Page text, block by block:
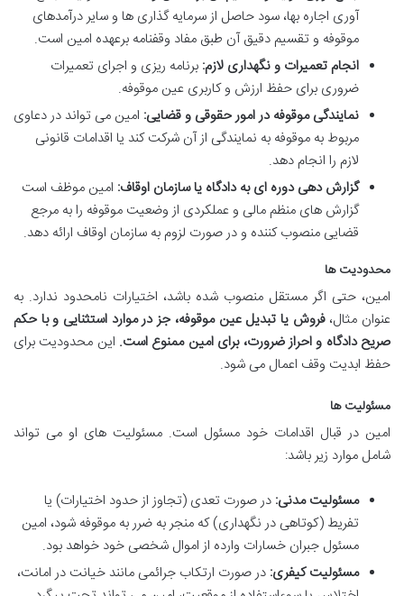
آوری اجاره بها، سود حاصل از سرمایه گذاری ها و سایر درآمدهای
موقوفه و تقسیم دقیق آن طبق مفاد وقفنامه برعهده امین است.
انجام تعمیرات و نگهداری لازم: برنامه ریزی و اجرای تعمیرات
ضروری برای حفظ ارزش و کاربری عین موقوفه.
نمایندگی موقوفه در امور حقوقی و قضایی: امین می تواند در دعاوی
مربوط به موقوفه به نمایندگی از آن شرکت کند یا اقدامات قانونی
لازم را انجام دهد.
گزارش دهی دوره ای به دادگاه یا سازمان اوقاف: امین موظف است
گزارش های منظم مالی و عملکردی از وضعیت موقوفه را به مرجع
قضایی منصوب کننده و در صورت لزوم به سازمان اوقاف ارائه دهد.
محدودیت ها
امین، حتی اگر مستقل منصوب شده باشد، اختیارات نامحدود ندارد. به
عنوان مثال،فروش یا تبدیل عین موقوفه، جز در موارد استثنایی و با حکم
صریح دادگاه و احراز ضرورت، برای امین ممنوع است. این محدودیت برای
حفظ ابدیت وقف اعمال می شود.
مسئولیت ها
امین در قبال اقدامات خود مسئول است. مسئولیت های او می تواند
شامل موارد زیر باشد:
مسئولیت مدنی: در صورت تعدی (تجاوز از حدود اختیارات) یا
تفریط (کوتاهی در نگهداری) که منجر به ضرر به موقوفه شود، امین
مسئول جبران خسارات وارده از اموال شخصی خود خواهد بود.
مسئولیت کیفری: در صورت ارتکاب جرائمی مانند خیانت در امانت،